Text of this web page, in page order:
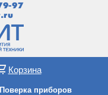
97
Корзина
Поверка приборов